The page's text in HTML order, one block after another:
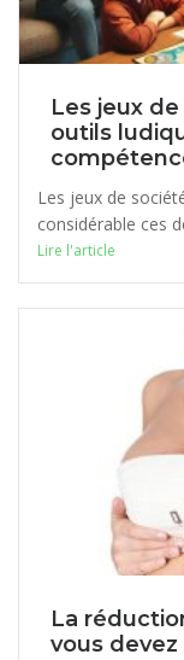
Les jeux
outils
Les jeux de
considérable ces
Lire l'article
La
vous